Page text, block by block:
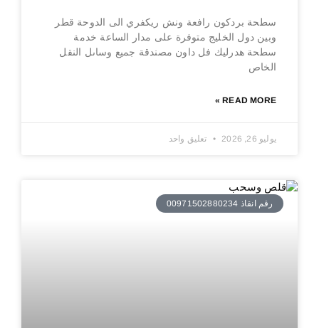
سطحة بردكون رافعة ونش ريكفري الى الدوحة قطر
وبين دول الخليج متوفرة على مدار الساعة خدمة
سطحة هدرليك فل داون مصندقة جميع وساىل النقل
الخاص
READ MORE »
يوليو 26, 2026 تعليق واحد
رقم انقاذ 00971502880234